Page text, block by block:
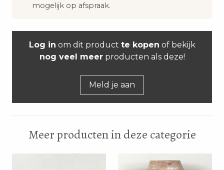
mogelijk op afspraak.
Log in om dit product te kopen of bekijk
nog veel meerproducten als deze!
Meld je aan
Meer producten in deze categorie